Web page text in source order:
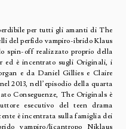
per tutti gli amanti di The
del perfido vampiro-ibrido Klaus
spin-off realizzato proprio della
ed è incentrato sugli Originali, i
e da Daniel Gillies e Claire
2013, nell’episodio della quarta
Conseguenze, The Originals è
esecutivo del teen drama
è incentrata sulla famiglia dei
vampiro/licantropo Niklaus